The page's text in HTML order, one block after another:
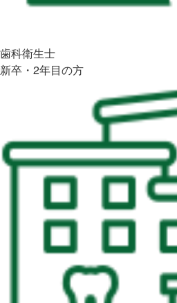
歯科衛生士
新卒・2年目の方